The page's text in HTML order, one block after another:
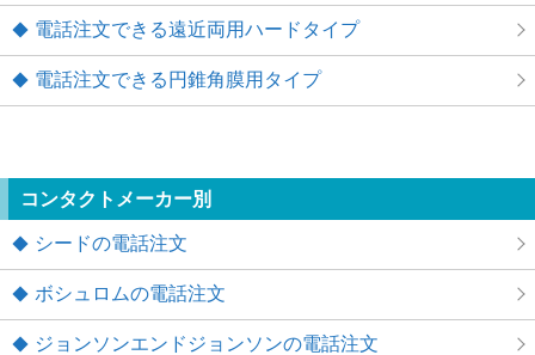
電話注文できる遠近両用ハードタイプ
電話注文できる円錐角膜用タイプ
コンタクトメーカー別
シードの電話注文
ボシュロムの電話注文
ジョンソンエンドジョンソンの電話注文